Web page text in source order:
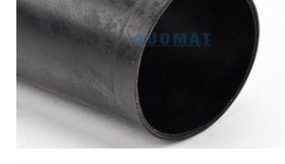
い
地
図